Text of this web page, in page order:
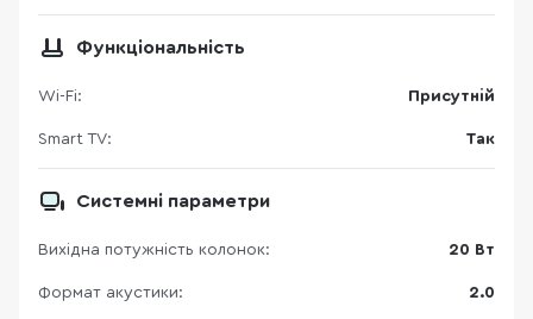
Функціональність
Wi-Fi: Присутній
Smart TV: Так
Системні параметри
Вихідна потужність колонок: 20 Вт
Формат акустики: 2.0